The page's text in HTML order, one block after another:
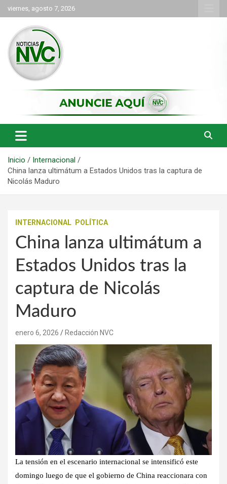
Saltar
al
contenido
viernes, agosto 7, 2026
NVC Noticias
Inicio
Internacional
China lanza ultimátum a Estados Unidos tras la captura de
Nicolás Maduro
INTERNACIONAL POLÍTICA
China lanza ultimátum a
Estados Unidos tras la
captura de Nicolás
Maduro
enero 6, 2026 Redacción NVC
La tensión en el escenario internacional se intensificó este
domingo luego de que el gobierno de China reaccionara con